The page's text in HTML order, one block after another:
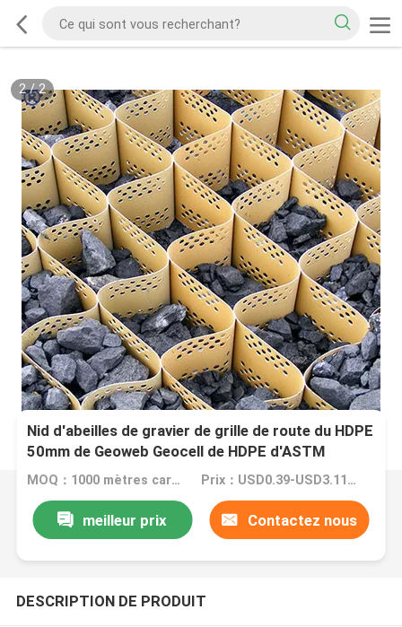
2/2
Nid d'abeilles de gravier de grille de route du HDPE
50mm de Geoweb Geocell de HDPE d'ASTM
MOQ：1000 mètres carrés Prix：USD0.39-USD3.11 per square meter
meilleur prix Contactez nous
DESCRIPTION DE PRODUIT